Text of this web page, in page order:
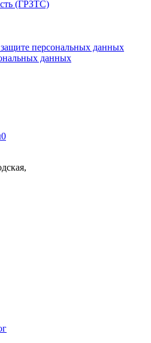
(ГРЗТС)
персональных данных
данных
0